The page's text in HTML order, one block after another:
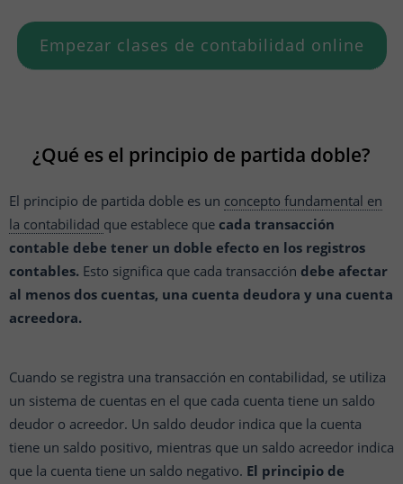
Empezar clases de contabilidad online
¿Qué es el principio de partida doble?
El principio de partida doble es un concepto fundamental en
la contabilidad que establece que cada transacción
contable debe tener un doble efecto en los registros
contables. Esto significa que cada transacción debe afectar
al menos dos cuentas, una cuenta deudora y una cuenta
acreedora.
Cuando se registra una transacción en contabilidad, se utiliza
un sistema de cuentas en el que cada cuenta tiene un saldo
deudor o acreedor. Un saldo deudor indica que la cuenta
tiene un saldo positivo, mientras que un saldo acreedor indica
que la cuenta tiene un saldo negativo. El principio de